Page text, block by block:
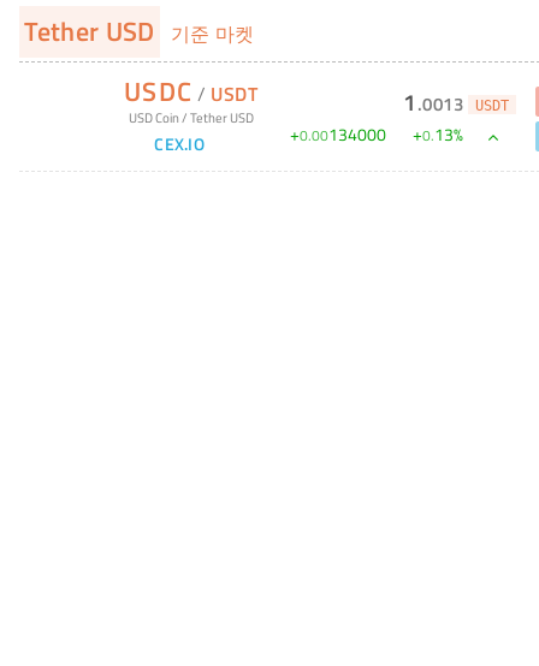
Tether USD 기준 마켓
USDC / USDT
USD Coin/Tether USD
CEX.IO
1 .0013 USDT
+0.00134000 +0.13%